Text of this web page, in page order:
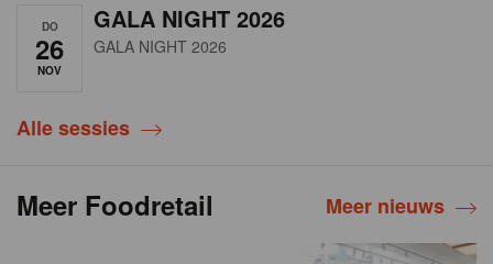
DO
26
NOV
GALA NIGHT 2026
GALA NIGHT 2026
Alle sessies
Meer Foodretail Meer nieuws